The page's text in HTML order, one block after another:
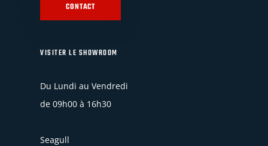
CONTACT
VISITER LE SHOWROOM
Du Lundi au Vendredi
de 09h00 à 16h30
Seagull